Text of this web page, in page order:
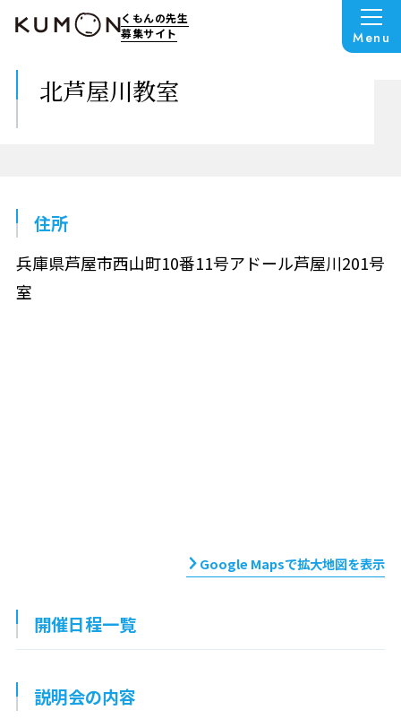
くもんの先生
募集サイト
Menu
北芦屋川教室
住所
兵庫県芦屋市西山町10番11号アドール芦屋川201号
室
Google Mapsで拡大地図を表示
開催日程一覧
説明会の内容